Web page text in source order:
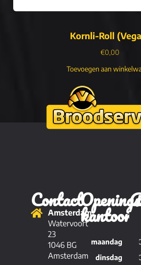
Kornli-Roll
€0,00
Toevoegen aan
Contact
Amsterdam
Watervoort
23
1046 BG
Amsterdam
kantoor
maandag
dinsdag